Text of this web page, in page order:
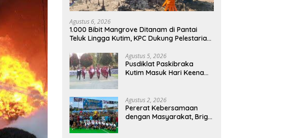
Agustus 6, 2026
1.000 Bibit Mangrove Ditanam di Pantai
Teluk Lingga Kutim, KPC Dukung Pelestarian
Agustus 5, 2026
Pusdiklat Paskibraka
Kutim Masuk Hari Keenam,
Agustus 2, 2026
Pererat Kebersamaan
dengan Masyarakat, Brigif